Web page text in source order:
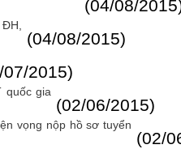
(04/08/
ĐH,
(04/08/2015)
07/2015)
quốc gia
(02/06/2015)
vọng nộp hồ sơ tuyển
(02/